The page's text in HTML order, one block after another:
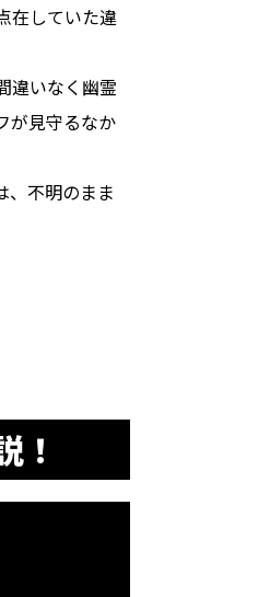
在していた違
違いなく幽霊
が見守るなか
、不明のまま
！